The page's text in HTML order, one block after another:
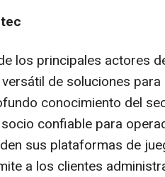
los principales actores
de soluciones
conocimiento del
confiable para
sus plataformas de
a los clientes